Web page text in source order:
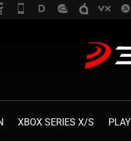
XBOX SERIES X/S